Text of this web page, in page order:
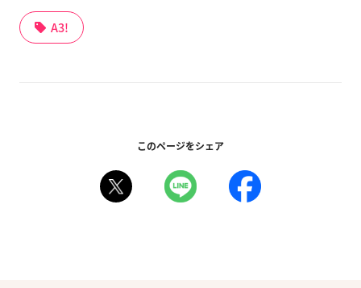
A3!
このページをシェア